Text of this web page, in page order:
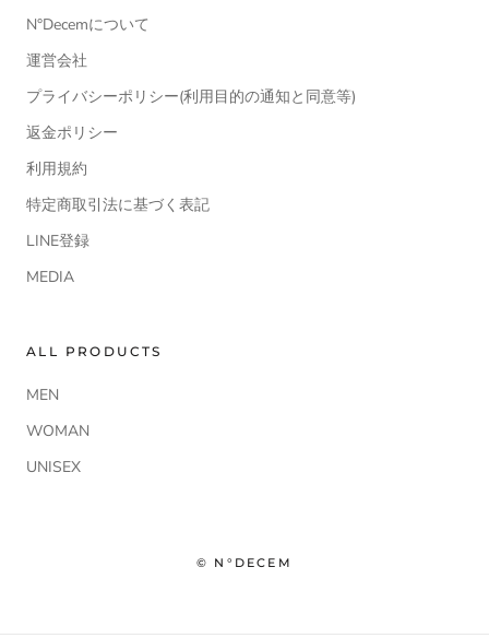
N°Decemについて
運営会社
プライバシーポリシー(利用目的の通知と同意等)
返金ポリシー
利用規約
特定商取引法に基づく表記
LINE登録
MEDIA
ALL PRODUCTS
MEN
WOMAN
UNISEX
© N°DECEM